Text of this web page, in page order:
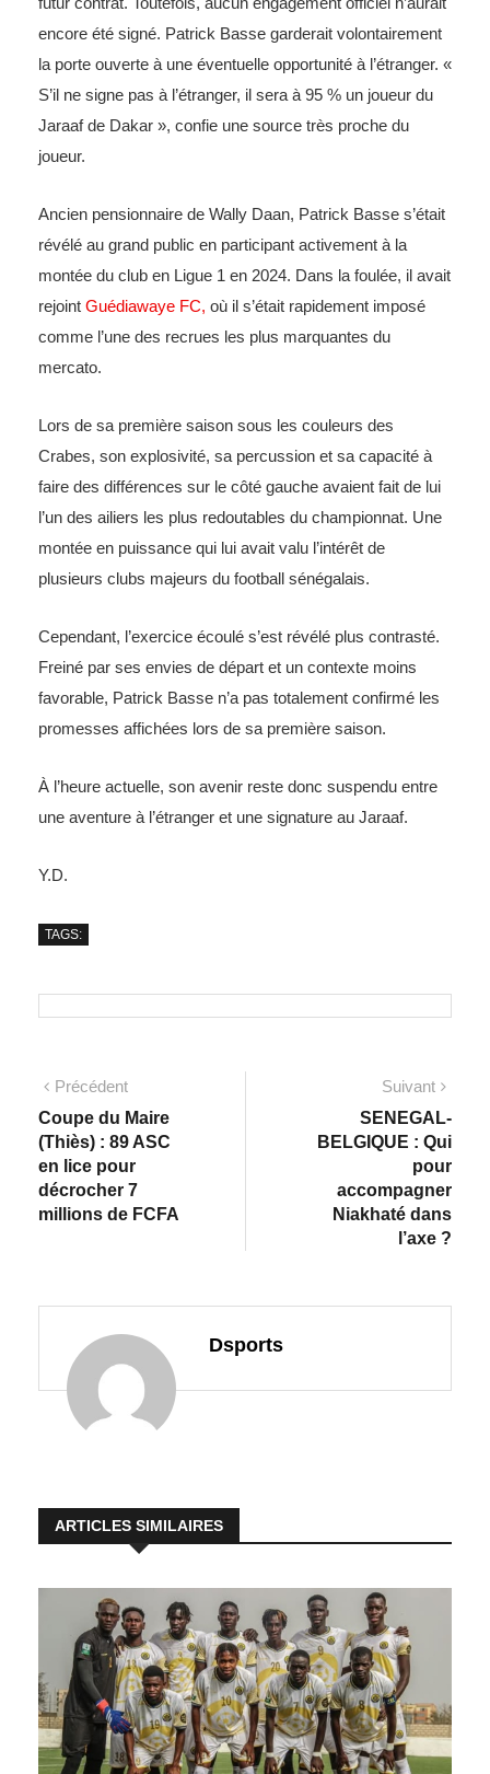
encore été signé. Patrick Basse garderait volontairement
la porte ouverte à une éventuelle opportunité à l’étranger. «
S’il ne signe pas à l’étranger, il sera à 95 % un joueur du
Jaraaf de Dakar », confie une source très proche du
joueur.
Ancien pensionnaire de Wally Daan, Patrick Basse s’était
révélé au grand public en participant activement à la
montée du club en Ligue 1 en 2024. Dans la foulée, il avait
rejoint Guédiawaye FC, où il s’était rapidement imposé
comme l’une des recrues les plus marquantes du
mercato.
Lors de sa première saison sous les couleurs des
Crabes, son explosivité, sa percussion et sa capacité à
faire des différences sur le côté gauche avaient fait de lui
l’un des ailiers les plus redoutables du championnat. Une
montée en puissance qui lui avait valu l’intérêt de
plusieurs clubs majeurs du football sénégalais.
Cependant, l’exercice écoulé s’est révélé plus contrasté.
Freiné par ses envies de départ et un contexte moins
favorable, Patrick Basse n’a pas totalement confirmé les
promesses affichées lors de sa première saison.
À l’heure actuelle, son avenir reste donc suspendu entre
une aventure à l’étranger et une signature au Jaraaf.
Y.D.
TAGS:
Précédent
Coupe du Maire
(Thiès) : 89 ASC
en lice pour
décrocher 7
millions de FCFA
Suivant
SENEGAL-
BELGIQUE : Qui
pour
accompagner
Niakhaté dans
l’axe ?
Dsports
ARTICLES SIMILAIRES